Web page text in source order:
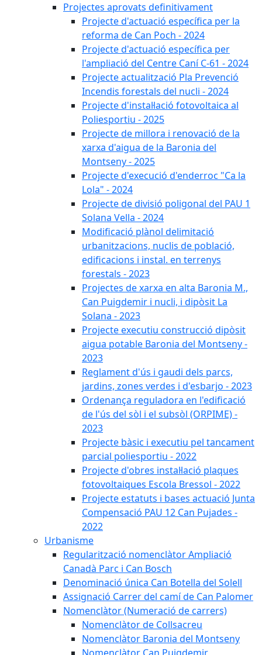
Projectes aprovats definitivament
Projecte d'actuació específica per la
reforma de Can Poch - 2024
Projecte d'actuació específica per
l'ampliació del Centre Caní C-61 - 2024
Projecte actualització Pla Prevenció
Incendis forestals del nucli - 2024
Projecte d'instal·lació fotovoltaica al
Poliesportiu - 2025
Projecte de millora i renovació de la
xarxa d'aigua de la Baronia del
Montseny - 2025
Projecte d'execució d'enderroc "Ca la
Lola" - 2024
Projecte de divisió poligonal del PAU 1
Solana Vella - 2024
Modificació plànol delimitació
urbanitzacions, nuclis de població,
edificacions i instal. en terrenys
forestals - 2023
Projectes de xarxa en alta Baronia M.,
Can Puigdemir i nucli, i dipòsit La
Solana - 2023
Projecte executiu construcció dipòsit
aigua potable Baronia del Montseny -
2023
Reglament d'ús i gaudi dels parcs,
jardins, zones verdes i d'esbarjo - 2023
Ordenança reguladora en l'edificació
de l'ús del sòl i el subsòl (ORPIME) -
2023
Projecte bàsic i executiu pel tancament
parcial poliesportiu - 2022
Projecte d'obres instal·lació plaques
fotovoltaiques Escola Bressol - 2022
Projecte estatuts i bases actuació Junta
Compensació PAU 12 Can Pujades -
2022
Urbanisme
Regularització nomenclàtor Ampliació
Canadà Parc i Can Bosch
Denominació única Can Botella del Solell
Assignació Carrer del camí de Can Palomer
Nomenclàtor (Numeració de carrers)
Nomenclàtor de Collsacreu
Nomenclàtor Baronia del Montseny